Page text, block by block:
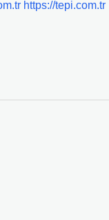
https://tepi.com.tr